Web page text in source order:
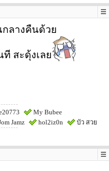
ลางคืนด้วย
สะดุ้งเลย
My Bubee
Jamz hol2iz0n
บัว สวย